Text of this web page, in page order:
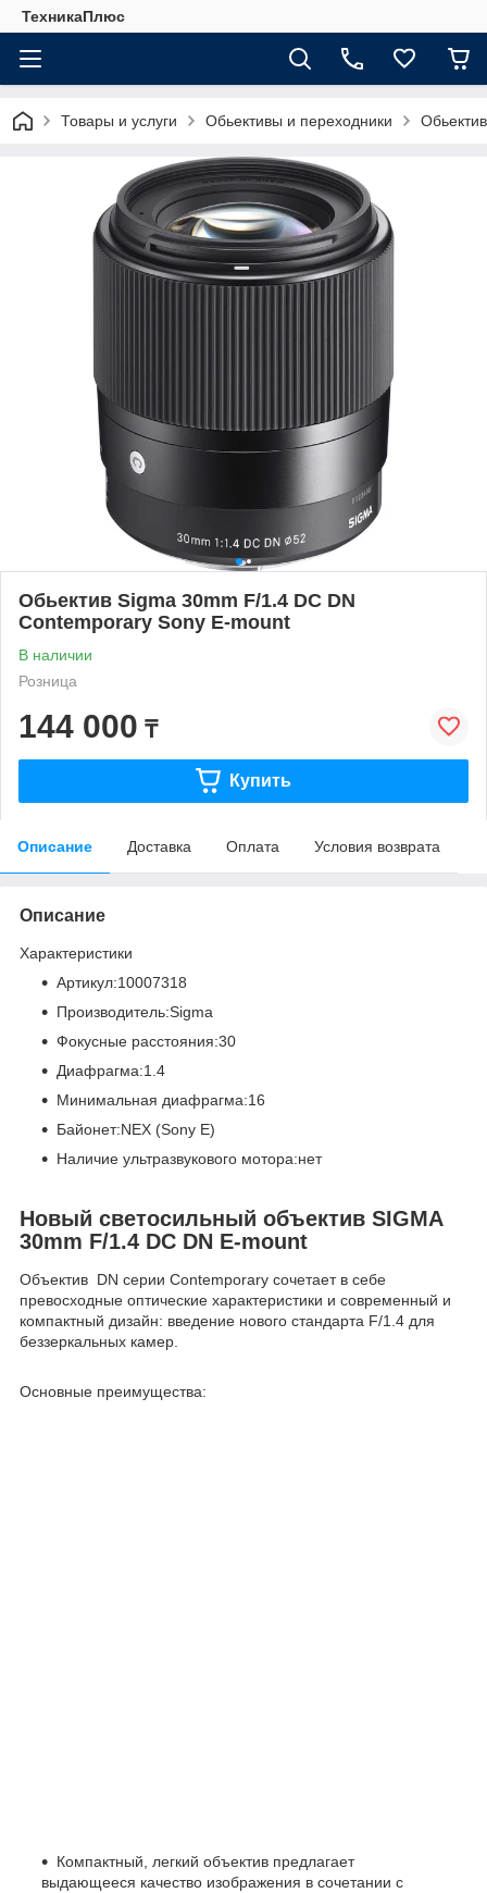
ТехникаПлюс
Товары и услуги Обьективы и переходники
Обьектив Sigma 30mm F/1.4 DC DN
Contemporary Sony E-mount
В наличии
Розница
144 000 ₸
Купить
Описание Доставка Оплата Условия возврата
Описание
Характеристики
Артикул:10007318
Производитель:Sigma
Фокусные расстояния:30
Диафрагма:1.4
Минимальная диафрагма:16
Байонет:NEX (Sony E)
Наличие ультразвукового мотора:нет
Новый светосильный объектив SIGMA
30mm F/1.4 DC DN E-mount
Объектив DN серии Contemporary сочетает в себе
превосходные оптические характеристики и современный и
компактный дизайн: введение нового стандарта F/1.4 для
беззеркальных камер.
Основные преимущества:
Компактный, легкий объектив предлагает
выдающееся качество изображения в сочетании с